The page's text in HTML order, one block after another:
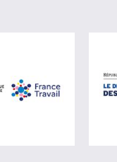
de Fiphfp (nouvellevisiter les